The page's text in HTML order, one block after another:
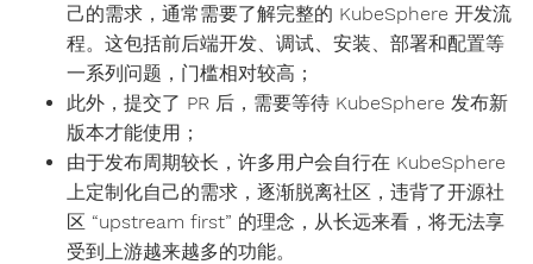
己的需求，通常需要了解完整的 KubeSphere 开发流
程。这包括前后端开发、调试、安装、部署和配置等
一系列问题，门槛相对较高；
此外，提交了 PR 后，需要等待 KubeSphere 发布新
版本才能使用；
由于发布周期较长，许多用户会自行在 KubeSphere
上定制化自己的需求，逐渐脱离社区，违背了开源社
区 “upstream first” 的理念，从长远来看，将无法享
受到上游越来越多的功能。